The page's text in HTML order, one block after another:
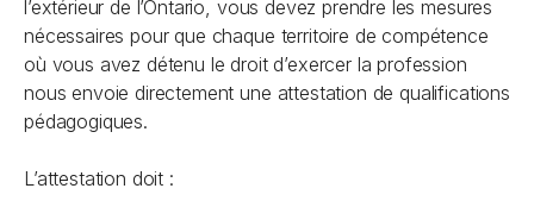
l’extérieur de l’Ontario, vous devez prendre les mesures
nécessaires pour que chaque territoire de compétence
où vous avez détenu le droit d’exercer la profession
nous envoie directement une attestation de qualifications
pédagogiques.
L’attestation doit :